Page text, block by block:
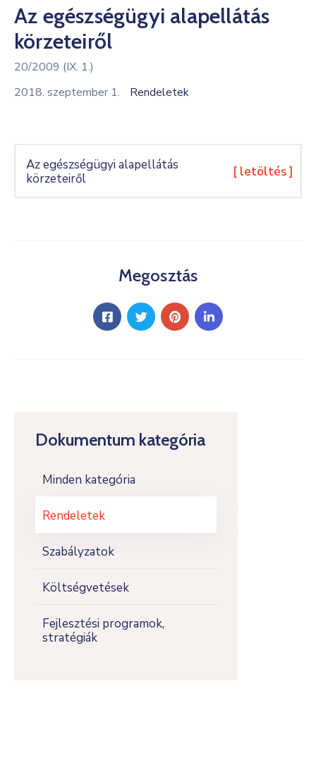
Kultúra
Keresés
Dokumentum kategória
Minden kategória
Rendeletek
Szabályzatok
Költségvetések
Fejlesztési programok,
stratégiák
Az egészségügyi alapellátás
körzeteiről
20/2009 (IX. 1.)
2018. szeptember 1.
Rendeletek
Az egészségügyi alapellátás
körzeteiről
[ letöltés ]
Megosztás